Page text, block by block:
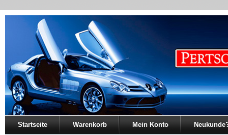
Startseite Warenkorb Mein Konto